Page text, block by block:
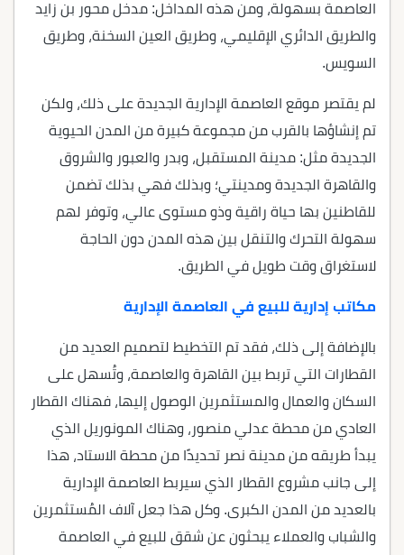
العاصمة بسهولة، ومن هذه المداخل: مدخل محور بن زايد
والطريق الدائري الإقليمي، وطريق العين السخنة، وطريق
السويس.
لم يقتصر موقع العاصمة الإدارية الجديدة على ذلك، ولكن
تم إنشاؤها بالقرب من مجموعة كبيرة من المدن الحيوية
الجديدة مثل: مدينة المستقبل، وبدر والعبور والشروق
والقاهرة الجديدة ومدينتي؛ وبذلك فهي بذلك تضمن
للقاطنين بها حياة راقية وذو مستوى عالي، وتوفر لهم
سهولة التحرك والتنقل بين هذه المدن دون الحاجة
لاستغراق وقت طويل في الطريق.
مكاتب إدارية للبيع في العاصمة الإدارية
بالإضافة إلى ذلك، فقد تم التخطيط لتصميم العديد من
القطارات التي تربط بين القاهرة والعاصمة، وتُسهل على
السكان والعمال والمستثمرين الوصول إليها، فهناك القطار
العادي من محطة عدلي منصور، وهناك المونوريل الذي
يبدأ طريقه من مدينة نصر تحديدًا من محطة الاستاد، هذا
إلى جانب مشروع القطار الذي سيربط العاصمة الإدارية
بالعديد من المدن الكبرى. وكل هذا جعل آلاف المُستثمرين
والشباب والعملاء يبحثون عن شقق للبيع في العاصمة